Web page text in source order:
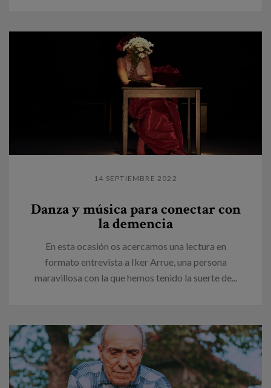
14 SEPTIEMBRE 2022
Danza y música para conectar con
la demencia
En esta ocasión os acercamos una lectura en
formato entrevista a Iker Arrue, una persona
maravillosa con la que hemos tenido la suerte de...